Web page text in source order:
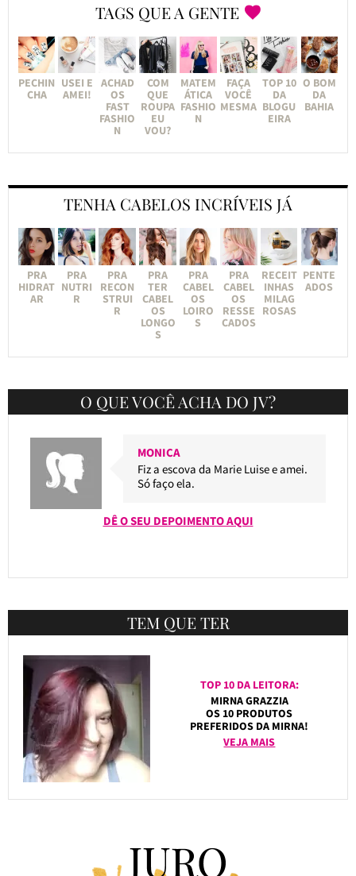
TAGS QUE A GENTE
PECHIN
CHA
USEI E
AMEI!
ACHAD
OS
FAST
FASHIO
N
COM
QUE
ROUPA
EU
VOU?
MATEM
ÁTICA
FASHIO
N
FAÇA
VOCÊ
MESMA
TOP 10
DA
BLOGU
EIRA
O BOM
DA
BAHIA
TENHA CABELOS INCRÍVEIS JÁ
PRA
HIDRAT
AR
PRA
NUTRI
R
PRA
RECON
STRUI
R
PRA
TER
CABEL
OS
LONGO
S
PRA
CABEL
OS
LOIRO
S
PRA
CABEL
OS
RESSE
CADOS
RECEIT
INHAS
MILAG
ROSAS
PENTE
ADOS
O QUE VOCÊ ACHA DO JV?
MONICA
Fiz a escova da Marie Luise e amei.
Só faço ela.
DÊ O SEU DEPOIMENTO AQUI
TEM QUE TER
TOP 10 DA LEITORA:
MIRNA GRAZZIA
OS 10 PRODUTOS
PREFERIDOS DA MIRNA!
VEJA MAIS